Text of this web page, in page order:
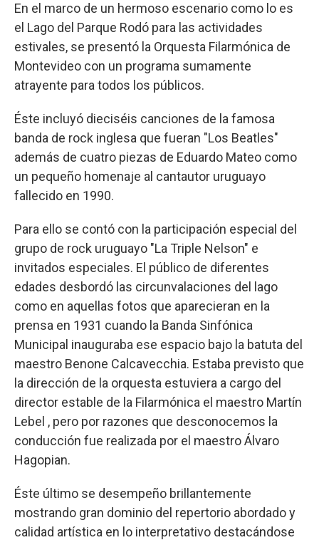
En el marco de un hermoso escenario como lo es
el Lago del Parque Rodó para las actividades
estivales, se presentó la Orquesta Filarmónica de
Montevideo con un programa sumamente
atrayente para todos los públicos.
Éste incluyó dieciséis canciones de la famosa
banda de rock inglesa que fueran "Los Beatles"
además de cuatro piezas de Eduardo Mateo como
un pequeño homenaje al cantautor uruguayo
fallecido en 1990.
Para ello se contó con la participación especial del
grupo de rock uruguayo "La Triple Nelson" e
invitados especiales. El público de diferentes
edades desbordó las circunvalaciones del lago
como en aquellas fotos que aparecieran en la
prensa en 1931 cuando la Banda Sinfónica
Municipal inauguraba ese espacio bajo la batuta del
maestro Benone Calcavecchia. Estaba previsto que
la dirección de la orquesta estuviera a cargo del
director estable de la Filarmónica el maestro Martín
Lebel , pero por razones que desconocemos la
conducción fue realizada por el maestro Álvaro
Hagopian.
Éste último se desempeño brillantemente
mostrando gran dominio del repertorio abordado y
calidad artística en lo interpretativo destacándose